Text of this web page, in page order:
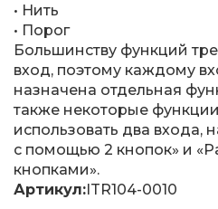
• Нить
• Порог
Большинству функций
вход, поэтому каждому
назначена отдельная
также некоторые
использовать два входа,
с помощью 2 кнопок» и
кнопками».
Артикул:ITR104-0010